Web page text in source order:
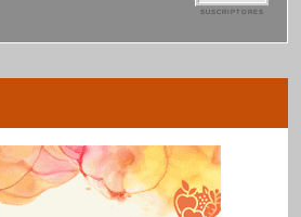
SUSCRIPTORES